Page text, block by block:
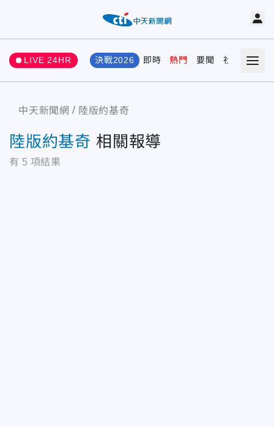
LIVE 24HR 決戰2026 即時 熱門 要聞 社會 娛樂
中天新聞網 陸版約基奇
陸版約基奇 相關報導
有 5 項結果